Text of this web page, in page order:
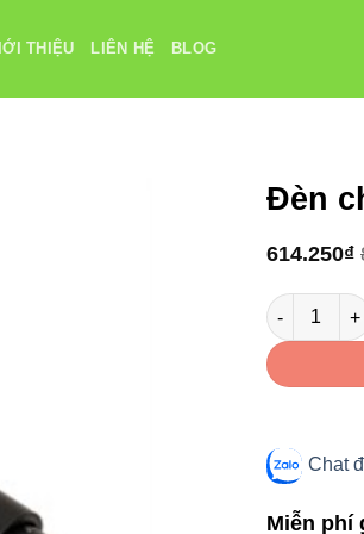
THIỆU LIÊN HỆ BLOG
Đèn
614.250₫
Đèn chiếu
Chat
Miễn phí